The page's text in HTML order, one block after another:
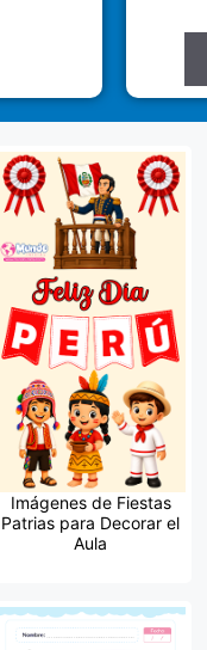
Imágenes de Fiestas
Patrias para Decorar el
Aula